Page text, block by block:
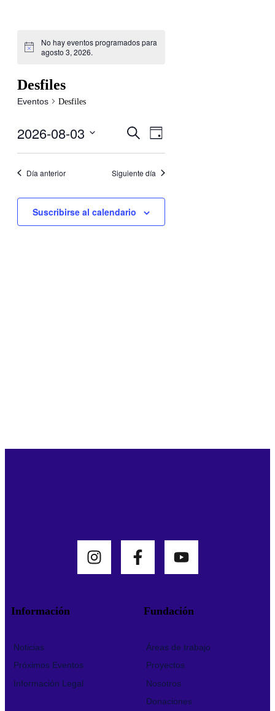
No hay eventos programados para
agosto 3, 2026.
Desfiles
Eventos Desfiles
Navegación
de
búsqueda
vistas
de
BuscarNavegación
vistas
Evento
Día
2026-08-03
Día anterior Siguiente día
Suscribirse al calendario
Información
Noticias
Próximos Eventos
Información Legal
Fundación
Áreas de trabajo
Proyectos
Nosotros
Donaciones